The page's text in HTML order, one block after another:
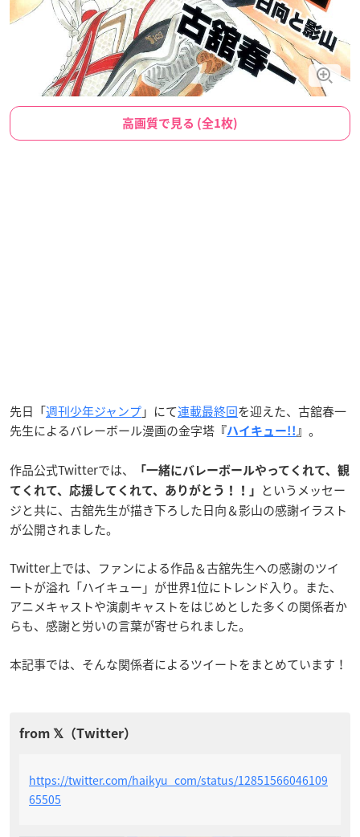
高画質で見る (全1枚)
先日「週刊少年ジャンプ」にて連載最終回を迎えた、古舘春一
先生によるバレーボール漫画の金字塔 『ハイキュー!! 』 。
作品公式Twitterでは、
「一緒にバレーボールやってくれて、観
てくれて、応援してくれて、ありがとう！！」
というメッセー
ジと共に、古舘先生が描き下ろした日向＆影山の感謝イラスト
が公開されました。
Twitter上では、ファンによる作品＆古舘先生への感謝のツイ
ートが溢れ「ハイキュー」が世界1位にトレンド入り。また、
アニメキャストや演劇キャストをはじめとした多くの関係者か
らも、感謝と労いの言葉が寄せられました。
本記事では、そんな関係者によるツイートをまとめています！
https://twitter.com/haikyu_com/status/12851566046109
65505